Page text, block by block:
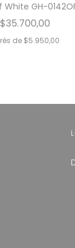
GH-
$35.700,00
de $5.950,00